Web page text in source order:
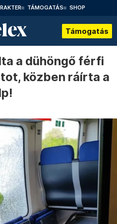
TÁMOGATÁS SHOP
Támogatás
a dühöngő férfi
közben ráírta a